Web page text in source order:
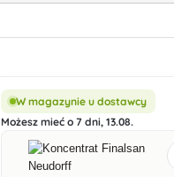
W magazynie u dostawcy
Możesz mieć o 7 dni, 13.08.